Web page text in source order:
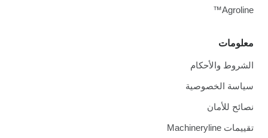
معلومات
الشروط والأحكام
سياسة الخصوصية
نصائح للأمان
تقييمات Machineryline
Agroline™